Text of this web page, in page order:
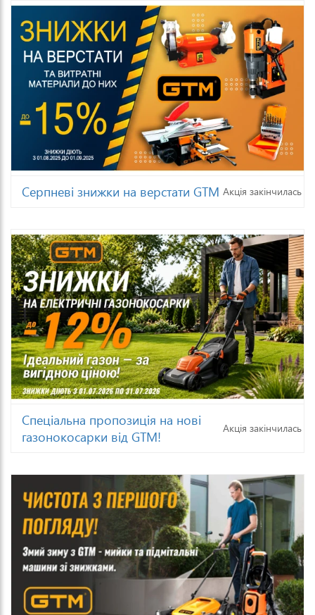
Серпневі знижки на верстати GTM Акція закінчилась
Спеціальна пропозиція на нові
газонокосарки від GTM!
Акція закінчилась